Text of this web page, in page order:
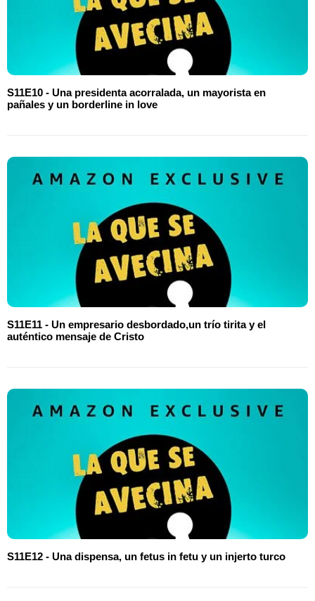
S11E10 - Una presidenta acorralada, un mayorista en
pañales y un borderline in love
S11E11 - Un empresario desbordado,un trío tirita y el
auténtico mensaje de Cristo
S11E12 - Una dispensa, un fetus in fetu y un injerto turco